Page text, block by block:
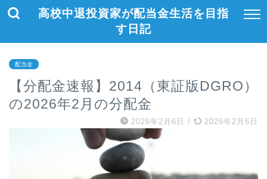
高校中退投資家が配当金生活を目指
す日記
配当金
【分配金速報】2014（東証版DGRO）
の2026年2月の分配金
2026年2月6日 / 2026年2月6日